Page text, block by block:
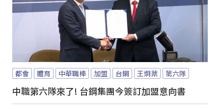
都會 體育 中華職棒 加盟 台鋼 王炯棻 第六隊
中職第六隊來了! 台鋼集團今簽訂加盟意向書